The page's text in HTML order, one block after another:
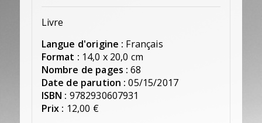
Livre
Langue d'origine : Français
Format : 14,0 x 20,0 cm
Nombre de pages : 68
Date de parution : 05/15/2017
ISBN : 9782930607931
Prix : 12,00 €